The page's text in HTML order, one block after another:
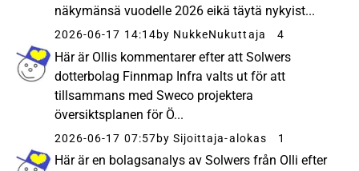
näkymänsä vuodelle 2026 eikä täytä nykyist...
2026-06-17 14:14by NukkeNukuttaja 4
Här är Ollis kommentarer efter att Solwers
dotterbolag Finnmap Infra valts ut för att
tillsammans med Sweco projektera
översiktsplanen för Ö...
2026-06-17 07:57by Sijoittaja-alokas 1
Här är en bolagsanalys av Solwers från Olli efter